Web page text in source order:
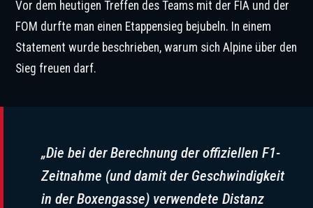
Vor dem heutigen Treffen des Teams mit der FIA und der
FOM durfte man einen Etappensieg bejubeln. In einem
Statement wurde beschrieben, warum sich Alpine über den
Sieg freuen darf.
„Die bei der Berechnung der offiziellen F1-
Zeitnahme (und damit der Geschwindigkeit
in der Boxengasse) verwendete Distanz